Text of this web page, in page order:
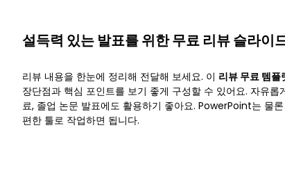
설득력 있는 발표를 위한 무료 리뷰 슬라이
리뷰 내용을 한눈에 정리해 전달해 보세요. 이 리뷰 무료 템플
장단점과 핵심 포인트를 보기 좋게 구성할 수 있어요. 자유
료, 졸업 논문 발표에도 활용하기 좋아요. PowerPoint는 물
편한 툴로 작업하면 됩니다.